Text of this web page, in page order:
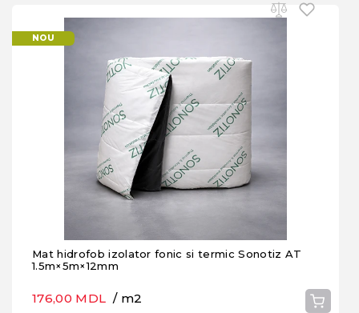
NOU
Mat hidrofob izolator fonic si termic Sonotiz AT
1.5m×5m×12mm
176,00 MDL / m2